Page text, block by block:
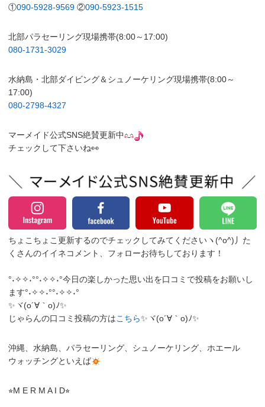
①090-5928-9569 ②090-5923-1515
北部パラセーリング現場携帯(8:00～17:00)
080-1731-3029
水納島・北部ダイビング＆シュノーケリング現場携帯(8:00～
17:00)
080-2798-4327
マーメイド公式SNS絶賛更新中
チェックして下さいね👀
ちょこちょこ更新するのでチェックしてみてくださいヽ(^o^)丿 た
くさんのイイネコメント、フォローお待ちしております！
°˖✧✧˖°°˖✧✧˖°今日の楽しかった思い出を口コミで投稿をお願いし
ます°˖✧✧˖°°˖✧✧˖°
✨ヾ(o´∀｀o)ﾉ✨
じゃらんの口コミ投稿の方はこちら✨ヾ(o´∀｀o)ﾉ✨
沖縄、水納島、パラセーリング、シュノーケリング、ホエール
ウォッチングといえば
⭐︎M E R M A I D⭐︎